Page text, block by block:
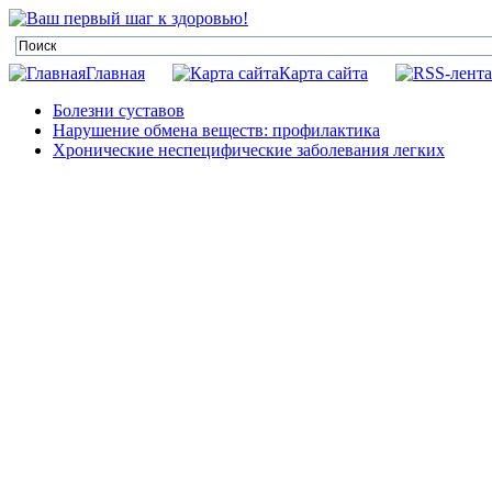
Главная
Карта сайта
Болезни суставов
Нарушение обмена веществ: профилактика
Хронические неспецифические заболевания легких